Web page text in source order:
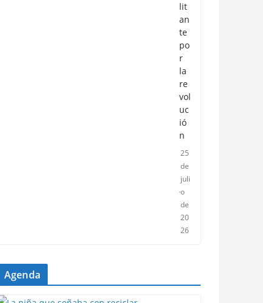
lit
an
te
po
r
la
re
vol
uc
ió
n
25
de
juli
o
de
20
26
Agenda